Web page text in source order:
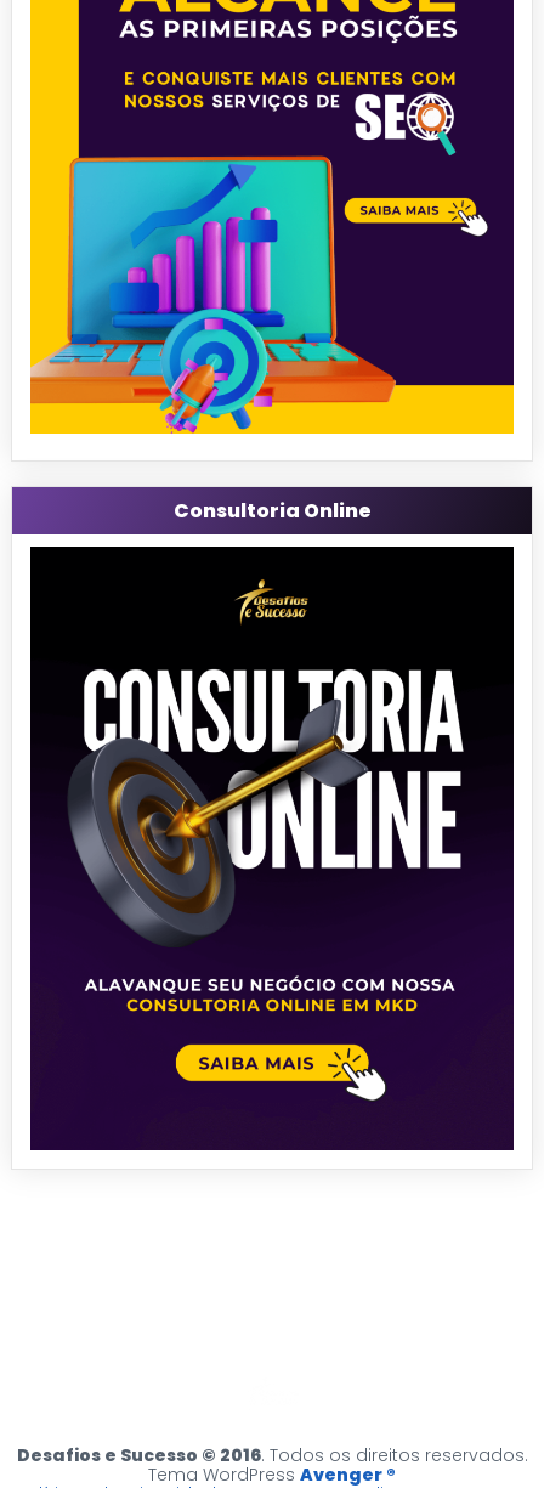
Consultoria Online
Desafios e Sucesso © 2016. Todos os direitos reservados.
Tema WordPress Avenger ®